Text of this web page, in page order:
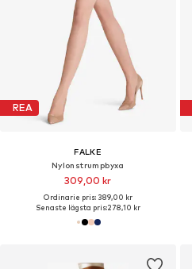
REA
FALKE
Nylonstrumpbyxa
309,00 kr
Ordinarie pris: 389,00 kr
Senaste lägsta pris:278,10 kr